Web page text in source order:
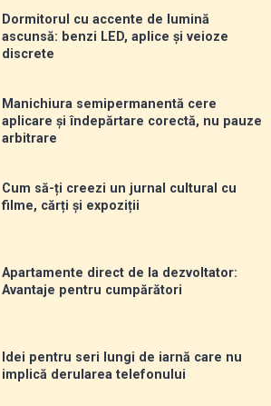
Dormitorul cu accente de lumină
ascunsă: benzi LED, aplice și veioze
discrete
Manichiura semipermanentă cere
aplicare și îndepărtare corectă, nu pauze
arbitrare
Cum să-ți creezi un jurnal cultural cu
filme, cărți și expoziții
Apartamente direct de la dezvoltator:
Avantaje pentru cumpărători
Idei pentru seri lungi de iarnă care nu
implică derularea telefonului